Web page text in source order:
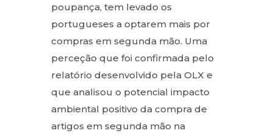
poupança, tem levado os
portugueses a optarem mais por
compras em segunda mão. Uma
perceção que foi confirmada pelo
relatório desenvolvido pela OLX e
que analisou o potencial impacto
ambiental positivo da compra de
artigos em segunda mão na